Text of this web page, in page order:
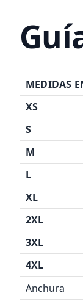
MEDIDAS
XS
S
M
L
XL
2XL
3XL
4XL
Anchura